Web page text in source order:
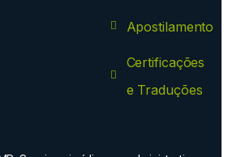
Apostilamento
Certificações
e Traduções